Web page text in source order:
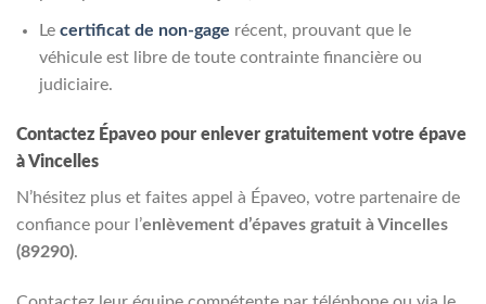
Le certificat de non-gage récent, prouvant que le
véhicule est libre de toute contrainte financière ou
judiciaire.
Contactez Épaveo pour enlever gratuitement votre épave
à Vincelles
N’hésitez plus et faites appel à Épaveo, votre partenaire de
confiance pour l’enlèvement d’épaves gratuit à Vincelles
(89290).